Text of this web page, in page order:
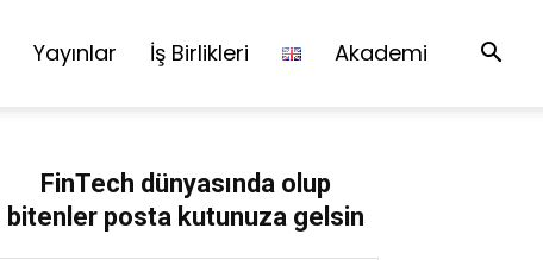
Yayınlar İş Birlikleri Akademi
FinTech dünyasında olup
bitenler posta kutunuza gelsin